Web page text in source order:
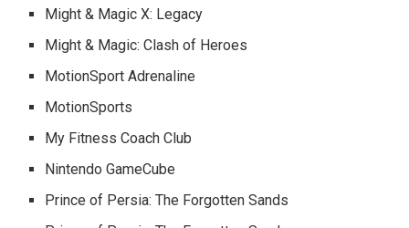
Might & Magic X: Legacy
Might & Magic: Clash of Heroes
MotionSport Adrenaline
MotionSports
My Fitness Coach Club
Nintendo GameCube
Prince of Persia: The Forgotten Sands